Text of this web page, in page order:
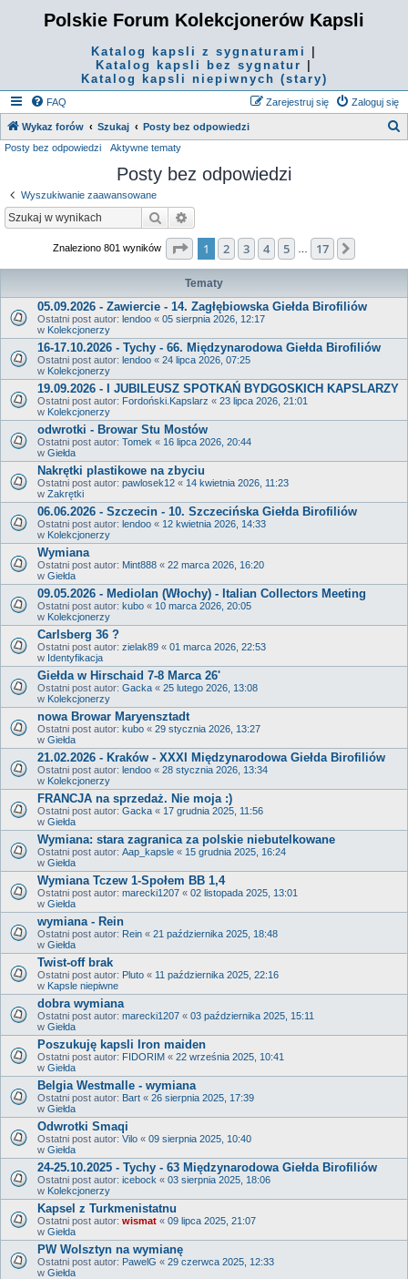
Polskie Forum Kolekcjonerów Kapsli
Katalog kapsli z sygnaturami
Katalog kapsli bez sygnatur
Katalog kapsli niepiwnych (stary)
FAQ Zaloguj się
Zarejestruj się
Wykaz forów Szukaj Posty bez odpowiedzi
Posty bez odpowiedzi Aktywne tematy
Posty bez odpowiedzi
Wyszukiwanie zaawansowane
Szukaj
Znaleziono 801 wyników Strona z17
1 2 3 4 5 17
Tematy
05.09.2026 - Zawiercie - 14. Zagłębiowska Giełda Birofiliów
Ostatni post autor: lendoo « 05 sierpnia 2026, 12:17
w Kolekcjonerzy
16-17.10.2026 - Tychy - 66. Międzynarodowa Giełda Birofiliów
Ostatni post autor: lendoo « 24 lipca 2026, 07:25
w Kolekcjonerzy
19.09.2026 - I JUBILEUSZ SPOTKAŃ BYDGOSKICH KAPSLARZY
Ostatni post autor: Fordoński.Kapslarz « 23 lipca 2026, 21:01
w Kolekcjonerzy
odwrotki - Browar Stu Mostów
Ostatni post autor: Tomek « 16 lipca 2026, 20:44
w Giełda
Nakrętki plastikowe na zbyciu
Ostatni post autor: pawlosek12 « 14 kwietnia 2026, 11:23
w Zakrętki
06.06.2026 - Szczecin - 10. Szczecińska Giełda Birofiliów
Ostatni post autor: lendoo « 12 kwietnia 2026, 14:33
w Kolekcjonerzy
Wymiana
Ostatni post autor: Mint888 « 22 marca 2026, 16:20
w Giełda
09.05.2026 - Mediolan (Włochy) - Italian Collectors Meeting
Ostatni post autor: kubo « 10 marca 2026, 20:05
w Kolekcjonerzy
Carlsberg 36 ?
Ostatni post autor: zielak89 « 01 marca 2026, 22:53
w Identyfikacja
Giełda w Hirschaid 7-8 Marca 26'
Ostatni post autor: Gacka « 25 lutego 2026, 13:08
w Kolekcjonerzy
nowa Browar Maryensztadt
Ostatni post autor: kubo « 29 stycznia 2026, 13:27
w Giełda
21.02.2026 - Kraków - XXXI Międzynarodowa Giełda Birofiliów
Ostatni post autor: lendoo « 28 stycznia 2026, 13:34
w Kolekcjonerzy
FRANCJA na sprzedaż. Nie moja :)
Ostatni post autor: Gacka « 17 grudnia 2025, 11:56
w Giełda
Wymiana: stara zagranica za polskie niebutelkowane
Ostatni post autor: Aap_kapsle « 15 grudnia 2025, 16:24
w Giełda
Wymiana Tczew 1-Społem BB 1,4
Ostatni post autor: marecki1207 « 02 listopada 2025, 13:01
w Giełda
wymiana - Rein
Ostatni post autor: Rein « 21 października 2025, 18:48
w Giełda
Twist-off brak
Ostatni post autor: Pluto « 11 października 2025, 22:16
w Kapsle niepiwne
dobra wymiana
Ostatni post autor: marecki1207 « 03 października 2025, 15:11
w Giełda
Poszukuję kapsli Iron maiden
Ostatni post autor: FIDORIM « 22 września 2025, 10:41
w Giełda
Belgia Westmalle - wymiana
Ostatni post autor: Bart « 26 sierpnia 2025, 17:39
w Giełda
Odwrotki Smaqi
Ostatni post autor: Vilo « 09 sierpnia 2025, 10:40
w Giełda
24-25.10.2025 - Tychy - 63 Międzynarodowa Giełda Birofiliów
Ostatni post autor: icebock « 03 sierpnia 2025, 18:06
w Kolekcjonerzy
Kapsel z Turkmenistatnu
Ostatni post autor: wismat « 09 lipca 2025, 21:07
w Giełda
PW Wolsztyn na wymianę
Ostatni post autor: PawelG « 29 czerwca 2025, 12:33
w Giełda